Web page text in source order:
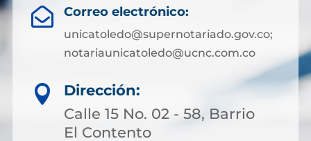
 Correo electrónico:
unicatoledo@supernotariado.gov.co;
notariaunicatoledo@ucnc.com.co

Dirección:
Calle 15 No. 02 - 58, Barrio
El Contento